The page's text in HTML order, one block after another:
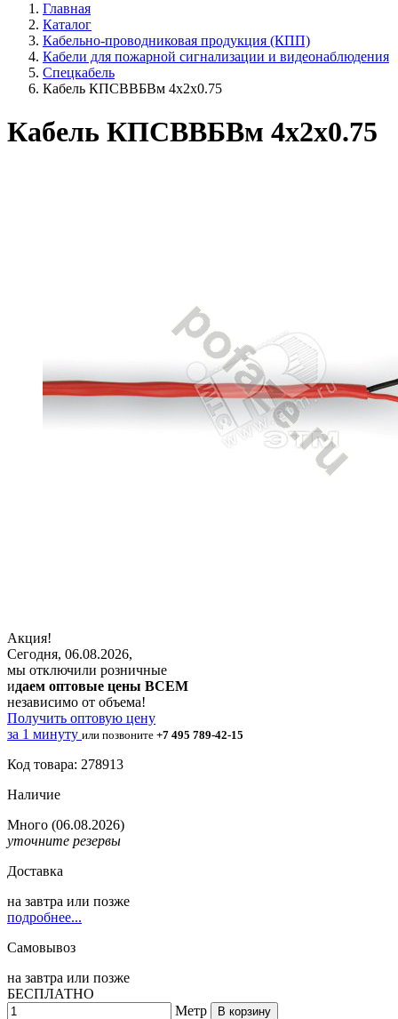
Главная
Каталог
Кабельно-проводниковая продукция (КПП)
Кабели для пожарной сигнализации и видеонаблюдения
Спецкабель
Кабель КПСВВБВм 4х2х0.75
Кабель КПСВВБВм 4х2х0.75
Акция!
Сегодня, 06.08.2026,
мы отключили розничные
идаем оптовые цены ВСЕМ
независимо от объема!
Получить оптовую цену
за 1 минуту или позвоните +7 495 789-42-15
Код товара: 278913
Наличие
Много (06.08.2026)
уточните резервы
Доставка
на завтра или позже
подробнее...
Самовывоз
на завтра или позже
БЕСПЛАТНО
Метр
В корзину